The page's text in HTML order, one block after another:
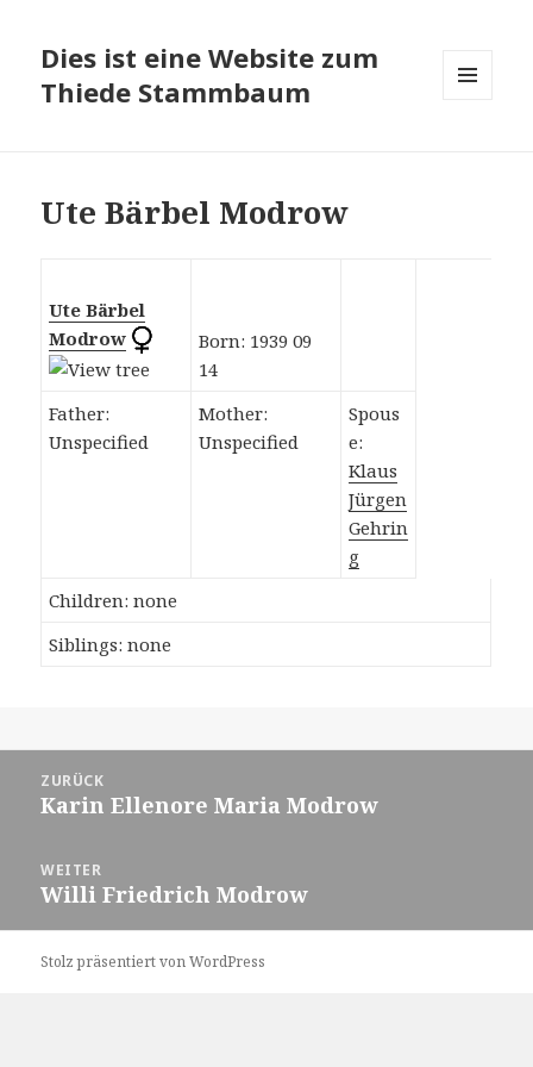
Dies ist eine Website zum
Thiede Stammbaum
Ute Bärbel Modrow
Ute Bärbel
Modrow
Born: 1939 09
14
Father:
Unspecified
Mother:
Unspecified
Spous
e:
Klaus
Jürgen
Gehrin
g
Children: none
Siblings: none
ZURÜCK
Vorheriger
Karin Ellenore Maria Modrow
WEITER
Nächster
Willi Friedrich Modrow
Stolz präsentiert von WordPress